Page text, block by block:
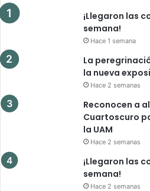
¡Llegaron las
semana!
Hace 1 semana
La
la nueva
Hace 2 semanas
Reconocen a
Cuartoscuro
la UAM
Hace 2 semanas
¡Llegaron las
semana!
Hace 2 semanas